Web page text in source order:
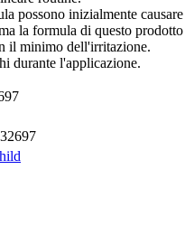
possono inizialmente causare
la formula di questo prodotto
il minimo dell'irritazione.
durante l'applicazione.